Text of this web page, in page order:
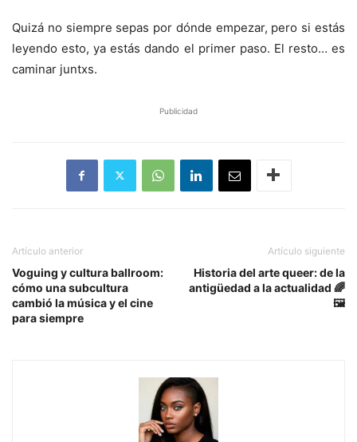
Quizá no siempre sepas por dónde empezar, pero si estás
leyendo esto, ya estás dando el primer paso. El resto… es
caminar juntxs.
Publicidad
Artículo anterior
Voguing y cultura ballroom:
cómo una subcultura
cambió la música y el cine
para siempre
Artículo siguiente
Historia del arte queer: de la
antigüedad a la actualidad 🌈
🖼️